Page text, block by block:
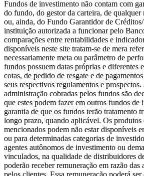
Fundos de investimento não contam com
do fundo, do gestor da carteira, de qualquer
ou, ainda, do Fundo Garantidor de
instituição autorizada a funcionar pelo
comparações entre rentabilidades e
disponíveis neste site tratam-se de mera
necessariamente meta ou parâmetro de
fundos possuem datas próprias e diferentes
cotas, de pedido de resgate e de
seus respectivos regulamentos e
administração cobradas pelos fundos são
que estes podem fazer em outros fundos de
garantia de que os fundos terão tratamento
longo prazo, quando aplicável. Os produtos
mencionados podem não estar disponíveis
ou para determinadas categorias de
agentes autônomos de investimento ou
vinculados, na qualidade de distribuidores
poderão receber remuneração em razão das